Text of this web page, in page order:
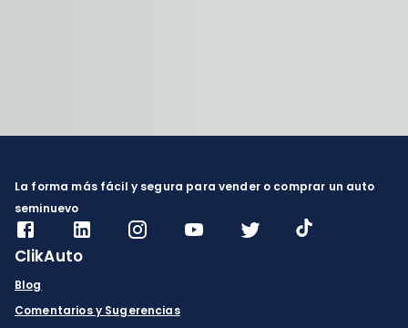
La forma más fácil y segura para vender o comprar un auto
seminuevo
ClikAuto
Blog
Comentarios y Sugerencias